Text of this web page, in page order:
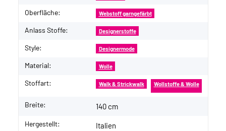
Oberfläche: Webstoff garngefärbt
Anlass Stoffe: Designerstoffe
Style: Designermode
Material: Wolle
Stoffart: Walk & Strickwalk Wollstoffe & Wolle
Breite: 140 cm
Hergestellt: Italien